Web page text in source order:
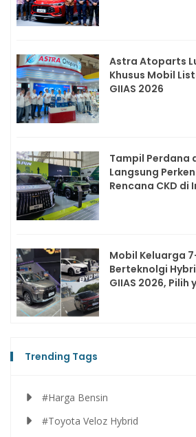
Astra Atoparts
Khusus Mobil
GIIAS 2026
Tampil Perdana
Langsung
Rencana CKD di
Mobil Keluarga
Berteknolgi
GIIAS 2026, Pilih
Trending Tags
#Harga Bensin
#Toyota Veloz Hybrid